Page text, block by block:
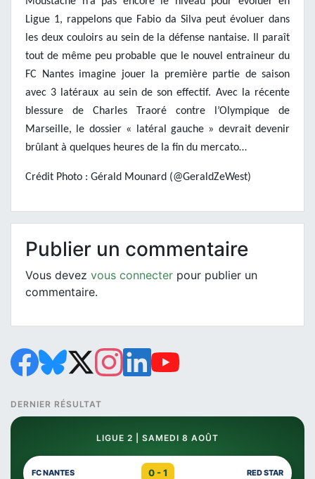
Ligue 1, rappelons que Fabio da Silva peut évoluer dans
les deux couloirs au sein de la défense nantaise. Il paraît
tout de même peu probable que le nouvel entraineur du
FC Nantes imagine jouer la première partie de saison
avec 3 latéraux au sein de son effectif. Avec la récente
blessure de Charles Traoré contre l’Olympique de
Marseille, le dossier « latéral gauche » devrait devenir
brûlant à quelques heures de la fin du mercato…
Crédit Photo : Gérald Mounard (@GeraldZeWest)
Publier un commentaire
Vous devez vous connecter pour publier un
commentaire.
DERNIER RÉSULTAT
LIGUE 2 | SAMEDI 8 AOÛT
FC NANTES 0 - 1 RED STAR